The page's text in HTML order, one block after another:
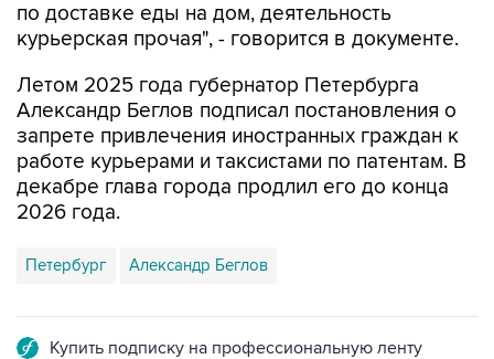
Летом 2025 года губернатор Петербурга
запрете привлечения иностранных граждан к
работе курьерами и таксистами по патентам. В
декабре глава города продлил его до конца
2026 года.
Петербург
Подписаться на рассылку главных новостей сайта